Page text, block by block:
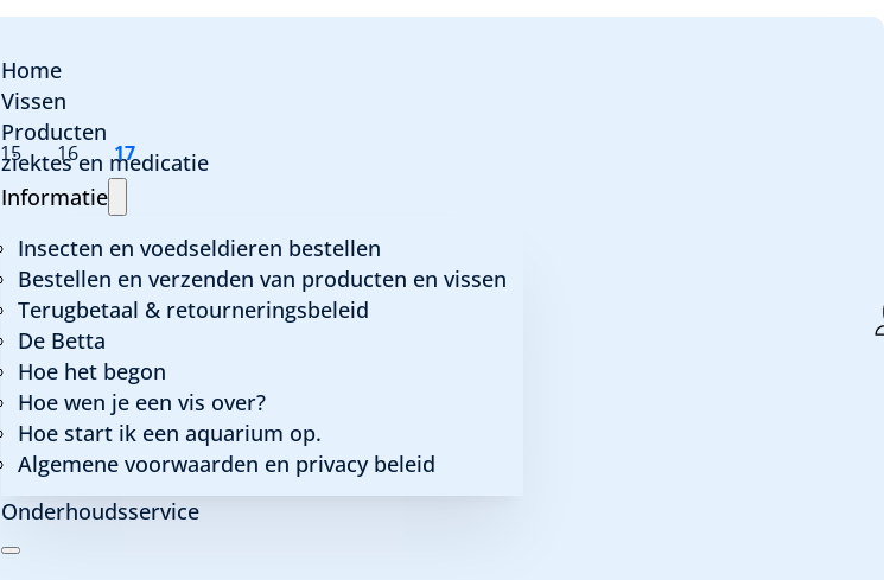
Home
Vissen
Producten
ziektes en medicatie
Informatie
Insecten en voedseldieren bestellen
Bestellen en verzenden van producten en vissen
Terugbetaal & retourneringsbeleid
De Betta
Hoe het begon
Hoe wen je een vis over?
Hoe start ik een aquarium op.
Algemene voorwaarden en privacy beleid
Onderhoudsservice
15 16 17